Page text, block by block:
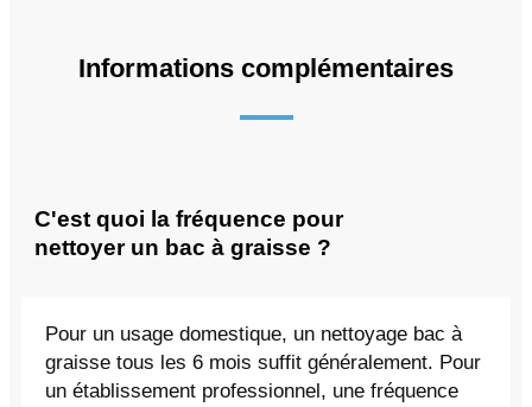
Informations complémentaires
C'est quoi la fréquence pour
nettoyer un bac à graisse ?
Pour un usage domestique, un nettoyage bac à
graisse tous les 6 mois suffit généralement. Pour
un établissement professionnel, une fréquence